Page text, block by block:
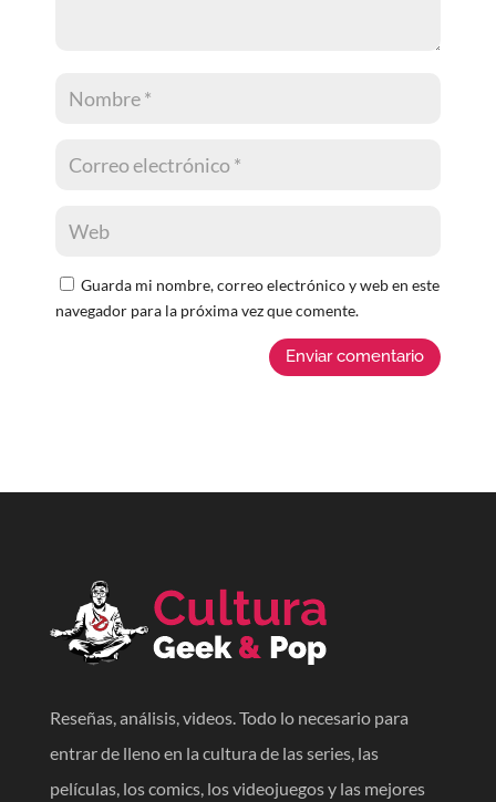
Guarda mi nombre, correo electrónico y web en este
navegador para la próxima vez que comente.
Enviar comentario
Reseñas, análisis, videos. Todo lo necesario para
entrar de lleno en la cultura de las series, las
películas, los comics, los videojuegos y las mejores